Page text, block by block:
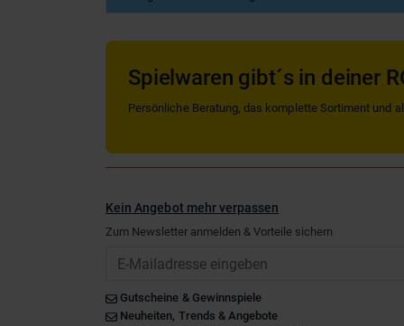
Spielwaren gibt´s in deiner
Persönliche Beratung, das komplette Sortiment und
Kein Angebot mehr verpassen
Zum Newsletter anmelden & Vorteile sichern
Gutscheine & Gewinnspiele
Neuheiten, Trends & Angebote